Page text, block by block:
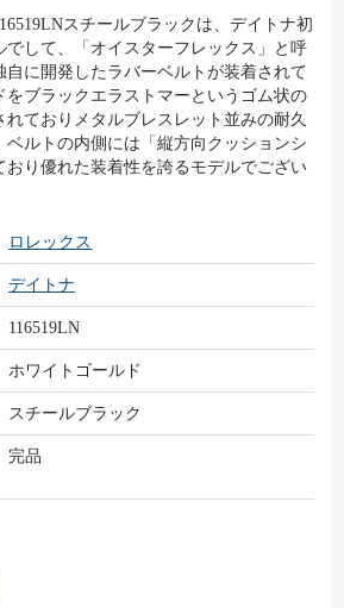
スチールブラックは、デイトナ初
でして、「オイスターフレックス」と呼
自に開発したラバーベルトが装着されて
をブラックエラストマーというゴム状の
ておりメタルブレスレット並みの耐久
ベルトの内側には「縦方向クッションシ
おり優れた装着性を誇るモデルでござい
ロレックス
デイトナ
116519LN
ホワイトゴールド
スチールブラック
完品